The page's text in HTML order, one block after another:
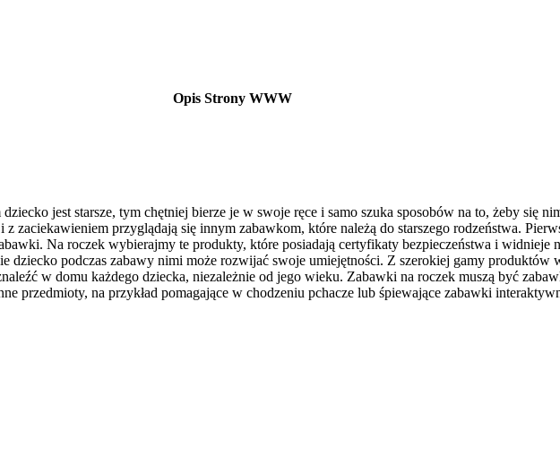
Opis Strony WWW
jest starsze, tym chętniej bierze je w swoje ręce i samo szuka sposobów na to, żeby się
zaciekawieniem przyglądają się innym zabawkom, które należą do starszego rodzeństwa.
Na roczek wybierajmy te produkty, które posiadają certyfikaty bezpieczeństwa i widnieje
dziecko podczas zabawy nimi może rozwijać swoje umiejętności. Z szerokiej gamy produktów
w domu każdego dziecka, niezależnie od jego wieku. Zabawki na roczek muszą być
przedmioty, na przykład pomagające w chodzeniu pchacze lub śpiewające zabawki